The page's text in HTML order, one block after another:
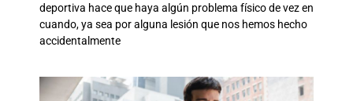
deportiva hace que haya algún problema físico de vez en
cuando, ya sea por alguna lesión que nos hemos hecho
accidentalmente